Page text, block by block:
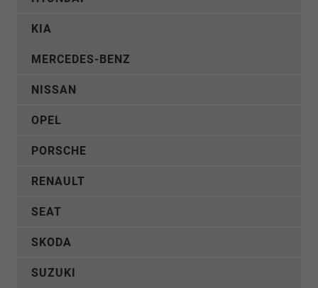
KIA
MERCEDES-BENZ
NISSAN
OPEL
PORSCHE
RENAULT
SEAT
SKODA
SUZUKI